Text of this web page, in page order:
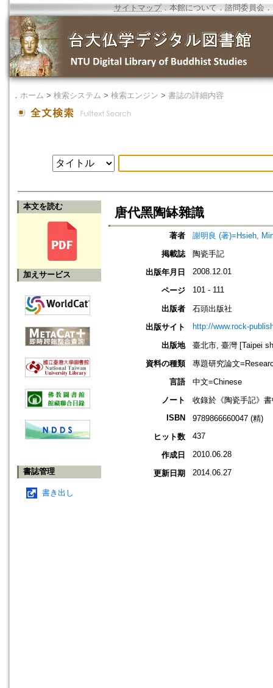
サイトマップ．本館について ． 諮問委員会 ．
． ホーム > 検索システム > 検索エンジン > 書誌の詳細内容
本文を読む
加えサービス
書誌管理
書き出し
唐代黑陶缽雜識
著者
謝明良 (著)=Hsieh,
掲載誌
陶瓷手記
出版年月日
2008.12.01
ページ 101 - 111
出版者
石頭出版社
出版サイト
http://www.rock-
出版地
臺北市, 臺灣 [Taipei
資料の種類
專題研究論文
言語
中文=Chinese
ノート
收錄於《陶瓷手記》
ISBN
9789866660047 (精)
ヒット数
437
作成日 2010.06.28
更新日期 2014.06.27